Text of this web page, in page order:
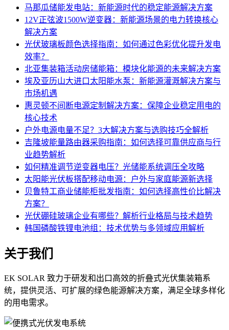
马那瓜储能发电站：新能源时代的稳定能源解决方案
12V正弦波1500W逆变器：新能源场景的电力转换核心
解决方案
光伏玻璃板颜色选择指南：如何通过色彩优化提升发电
效率？
北亚集装箱活动房储能箱：模块化能源的未来解决方案
埃及亚历山大进口太阳能水泵：新能源灌溉解决方案与
市场机遇
惠灵顿不间断电源定制解决方案：保障企业稳定用电的
核心技术
户外电源电量不足？3大解决方案与选购技巧全解析
吉隆坡能量路由器采购指南：如何选择可靠供应商与行
业趋势解析
如何精准调节逆变器电压？光储能系统调压全攻略
太阳能光伏板搭配移动电源：户外与家庭能源新选择
贝鲁特工商业储能柜批发指南：如何选择高性价比解决
方案？
光伏硼硅玻璃企业有哪些？解析行业格局与技术趋势
韩国磷酸铁锂电池组：技术优势与多领域应用解析
关于我们
EK SOLAR 致力于研发和出口高效的折叠式光伏集装箱系
统，提供灵活、可扩展的绿色能源解决方案，满足全球多样化
的用电需求。